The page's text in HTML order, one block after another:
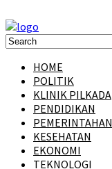
HOME
POLITIK
KLINIK PILKADA
PENDIDIKAN
PEMERINTAHAN
KESEHATAN
EKONOMI
TEKNOLOGI